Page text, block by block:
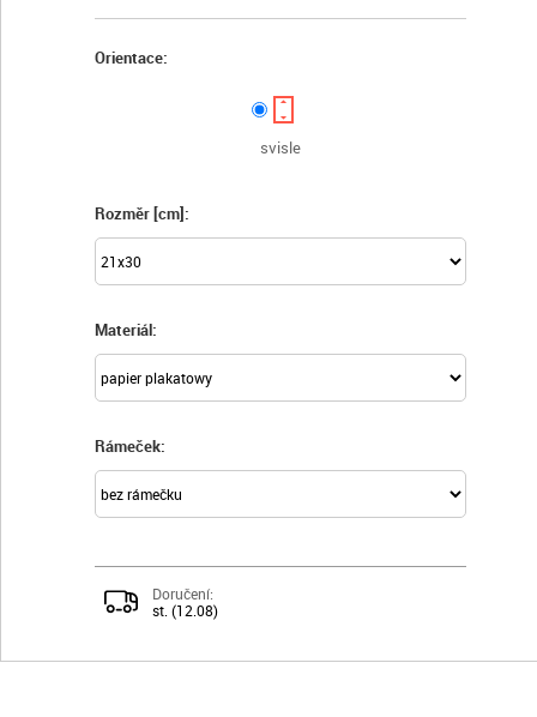
Orientace:
svisle
Rozměr [cm]:
Materiál:
Rámeček:
Doručení:
st. (12.08)